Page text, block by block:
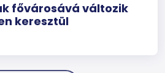
fővárosává változik
keresztül